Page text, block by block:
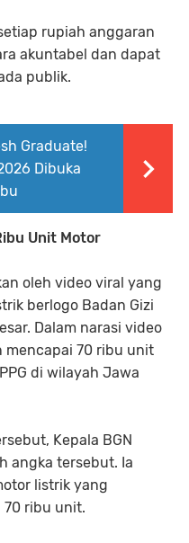
rupiah anggaran
akuntabel dan dapat
publik.
Graduate!
Dibuka
Unit Motor
oleh video viral yang
berlogo Badan Gizi
Dalam narasi video
mencapai 70 ribu unit
di wilayah Jawa
Kepala BGN
angka tersebut. Ia
listrik yang
70 ribu unit.